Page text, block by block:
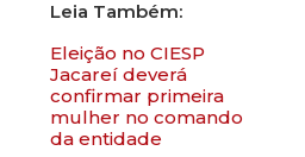
Eleição no CIESP
Jacareí deverá
confirmar primeira
mulher no comando
da entidade